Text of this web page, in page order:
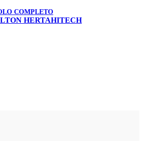
COMPLETO
HERTAHITECH